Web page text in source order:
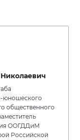
юношеского
общественного
ООГДДиМ
Российской